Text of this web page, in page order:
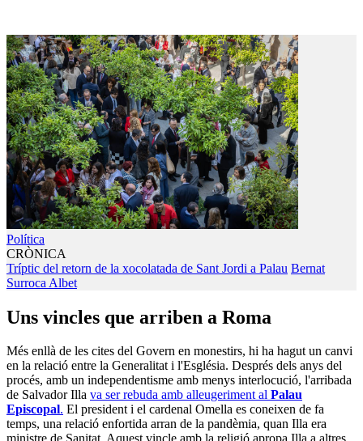
Política
CRÒNICA
Tríptic del retorn de la xocolatada de Sant Jordi a Palau Bernat
Surroca Albet
Uns vincles que arriben a Roma
Més enllà de les cites del Govern en monestirs, hi ha hagut un canvi
en la relació entre la Generalitat i l'Església. Després dels anys del
procés, amb un independentisme amb menys interlocució, l'arribada
de Salvador Illa va ser rebuda amb alleugeriment al Palau
Episcopal. El president i el cardenal Omella es coneixen de fa
temps, una relació enfortida arran de la pandèmia, quan Illa era